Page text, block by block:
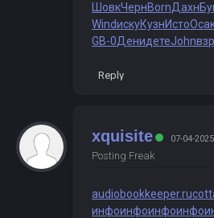
ШовкЧернBornДахн
WindискуКузнИсто
GB-0ДенидетеJohn
Reply
xquisite 07-04-
Posting Freak
audiobookkeeper.ru
инфоинфоинфоинфо